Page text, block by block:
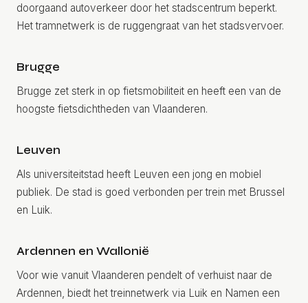
doorgaand autoverkeer door het stadscentrum beperkt.
Het tramnetwerk is de ruggengraat van het stadsvervoer.
Brugge
Brugge zet sterk in op fietsmobiliteit en heeft een van de
hoogste fietsdichtheden van Vlaanderen.
Leuven
Als universiteitstad heeft Leuven een jong en mobiel
publiek. De stad is goed verbonden per trein met Brussel
en Luik.
Ardennen en Wallonië
Voor wie vanuit Vlaanderen pendelt of verhuist naar de
Ardennen, biedt het treinnetwerk via Luik en Namen een